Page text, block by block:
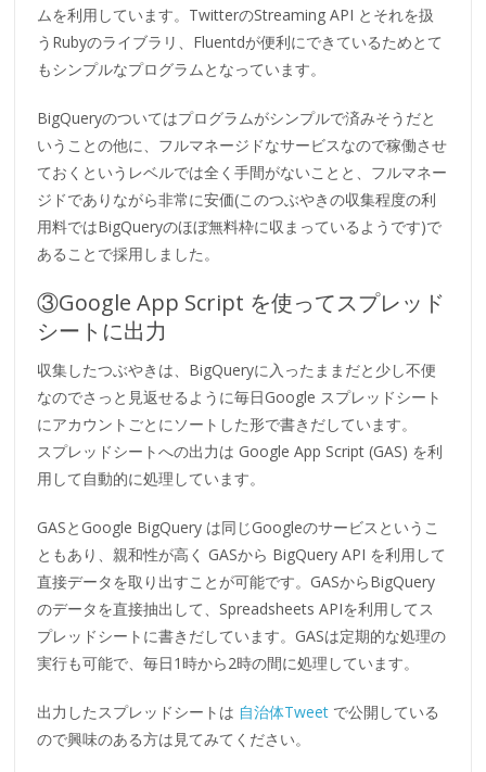
ムを利用しています。TwitterのStreaming API とそれを扱
うRubyのライブラリ、Fluentdが便利にできているためとて
もシンプルなプログラムとなっています。
BigQueryのついてはプログラムがシンプルで済みそうだと
いうことの他に、フルマネージドなサービスなので稼働させ
ておくというレベルでは全く手間がないことと、フルマネー
ジドでありながら非常に安価(このつぶやきの収集程度の利
用料ではBigQueryのほぼ無料枠に収まっているようです)で
あることで採用しました。
③Google App Script を使ってスプレッド
シートに出力
収集したつぶやきは、BigQueryに入ったままだと少し不便
なのでさっと見返せるように毎日Google スプレッドシート
にアカウントごとにソートした形で書きだしています。
スプレッドシートへの出力は Google App Script (GAS) を利
用して自動的に処理しています。
GASとGoogle BigQuery は同じGoogleのサービスというこ
ともあり、親和性が高く GASから BigQuery API を利用して
直接データを取り出すことが可能です。GASからBigQuery
のデータを直接抽出して、Spreadsheets APIを利用してス
プレッドシートに書きだしています。GASは定期的な処理の
実行も可能で、毎日1時から2時の間に処理しています。
出力したスプレッドシートは 自治体Tweet で公開している
ので興味のある方は見てみてください。